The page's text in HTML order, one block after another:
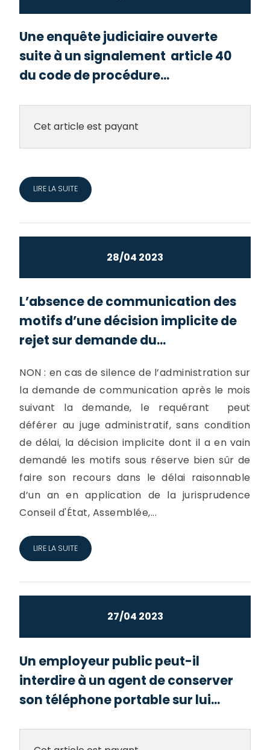
Une enquête judiciaire ouverte
suite à un signalement article 40
du code de procédure...
Cet article est payant
LIRE LA SUITE
28/04 2023
L’absence de communication des
motifs d’une décision implicite de
rejet sur demande du...
NON : en cas de silence de l’administration sur
la demande de communication après le mois
suivant la demande, le requérant peut
déférer au juge administratif, sans condition
de délai, la décision implicite dont il a en vain
demandé les motifs sous réserve bien sûr de
faire son recours dans le délai raisonnable
d’un an en application de la jurisprudence
Conseil d'État, Assemblée,...
LIRE LA SUITE
27/04 2023
Un employeur public peut-il
interdire à un agent de conserver
son téléphone portable sur lui...